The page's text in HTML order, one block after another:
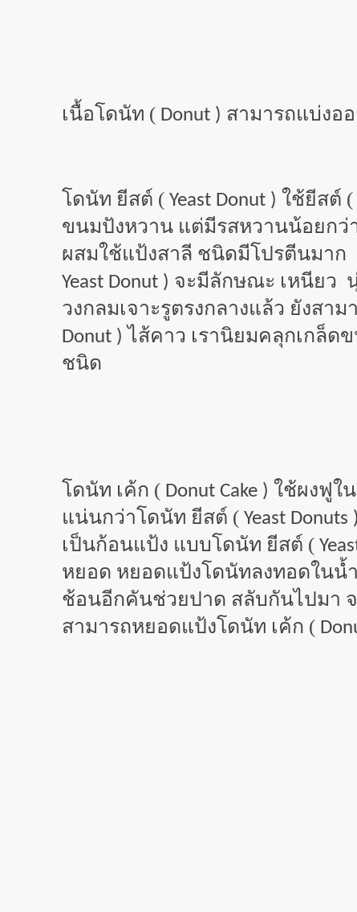
เนื้อโดนัท ( Donut ) สามารถแบ่งอ
โดนัท ยีสต์ ( Yeast Donut ) ใช้ยีสต์ (
ขนมปังหวาน แต่มีรสหวานน้อยกว่
ผสมใช้แป้งสาลี ชนิดมีโปรตีนมาก
Yeast Donut ) จะมีลักษณะ เหนียว
วงกลมเจาะรูตรงกลางแล้ว ยังส
Donut ) ไส้คาว เรานิยมคลุกเกล็ด
ชนิด
โดนัท เค้ก ( Donut Cake ) ใช้ผงฟูใ
แน่นกว่าโดนัท ยีสต์ ( Yeast Donuts )
เป็นก้อนแป้ง แบบโดนัท ยีสต์ (
หยอด หยอดแป้งโดนัทลงทอดในน้
ช้อนอีกคันช่วยปาด สลับกันไปมา
สามารถหยอดแป้งโดนัท เค้ก (